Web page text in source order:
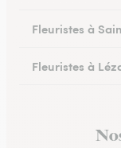
Fleuristes à
Fleuristes à